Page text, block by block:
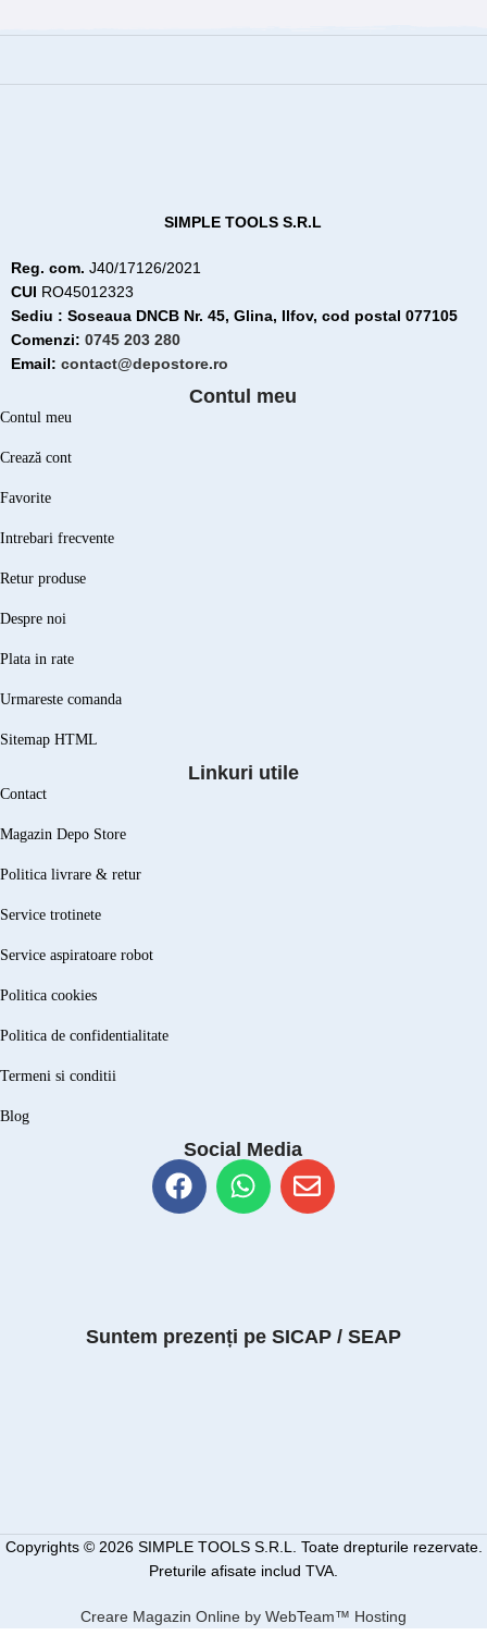
SIMPLE TOOLS S.R.L
Reg. com. J40/17126/2021
CUI RO45012323
Sediu : Soseaua DNCB Nr. 45, Glina, Ilfov, cod postal 077105
Comenzi: 0745 203 280
Email: contact@depostore.ro
Contul meu
Contul meu
Crează cont
Favorite
Intrebari frecvente
Retur produse
Despre noi
Plata in rate
Urmareste comanda
Sitemap HTML
Linkuri utile
Contact
Magazin Depo Store
Politica livrare & retur
Service trotinete
Service aspiratoare robot
Politica cookies
Politica de confidentialitate
Termeni si conditii
Blog
Social Media
Suntem prezenți pe SICAP / SEAP
Copyrights © 2026 SIMPLE TOOLS S.R.L. Toate drepturile rezervate.
Preturile afisate includ TVA.
Creare Magazin Online by WebTeam™ Hosting